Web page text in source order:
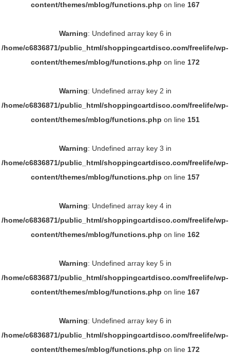
content/themes/mblog/functions.php on line 167
Warning: Undefined array key 6 in
/home/c6836871/public_html/shoppingcartdisco.com/freelife/wp-
content/themes/mblog/functions.php on line 172
Warning: Undefined array key 2 in
/home/c6836871/public_html/shoppingcartdisco.com/freelife/wp-
content/themes/mblog/functions.php on line 151
Warning: Undefined array key 3 in
/home/c6836871/public_html/shoppingcartdisco.com/freelife/wp-
content/themes/mblog/functions.php on line 157
Warning: Undefined array key 4 in
/home/c6836871/public_html/shoppingcartdisco.com/freelife/wp-
content/themes/mblog/functions.php on line 162
Warning: Undefined array key 5 in
/home/c6836871/public_html/shoppingcartdisco.com/freelife/wp-
content/themes/mblog/functions.php on line 167
Warning: Undefined array key 6 in
/home/c6836871/public_html/shoppingcartdisco.com/freelife/wp-
content/themes/mblog/functions.php on line 172